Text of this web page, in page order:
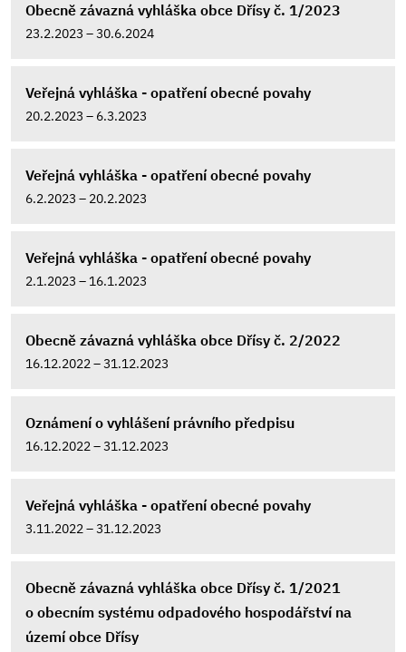
Obecně závazná vyhláška obce Dřísy č. 1/2023
23.2.2023 – 30.6.2024
Veřejná vyhláška - opatření obecné povahy
20.2.2023 – 6.3.2023
Veřejná vyhláška - opatření obecné povahy
6.2.2023 – 20.2.2023
Veřejná vyhláška - opatření obecné povahy
2.1.2023 – 16.1.2023
Obecně závazná vyhláška obce Dřísy č. 2/2022
16.12.2022 – 31.12.2023
Oznámení o vyhlášení právního předpisu
16.12.2022 – 31.12.2023
Veřejná vyhláška - opatření obecné povahy
3.11.2022 – 31.12.2023
Obecně závazná vyhláška obce Dřísy č. 1/2021
o obecním systému odpadového hospodářství na
území obce Dřísy